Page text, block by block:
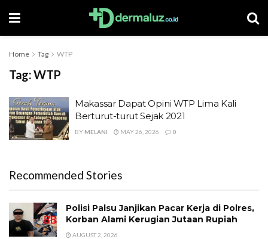
Home Tag WTP
Tag:WTP
Makassar Dapat Opini WTP Lima Kali
Berturut-turut Sejak 2021
BY MELANI MAY 26, 2026 0
Recommended Stories
Polisi Palsu Janjikan Pacar Kerja di Polres,
Korban Alami Kerugian Jutaan Rupiah
AUGUST 2, 2026